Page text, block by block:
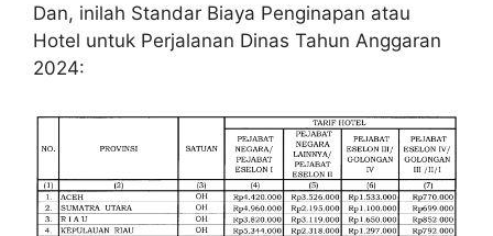
Dan, inilah Standar Biaya Penginapan atau
Hotel untuk Perjalanan Dinas Tahun Anggaran
2024: